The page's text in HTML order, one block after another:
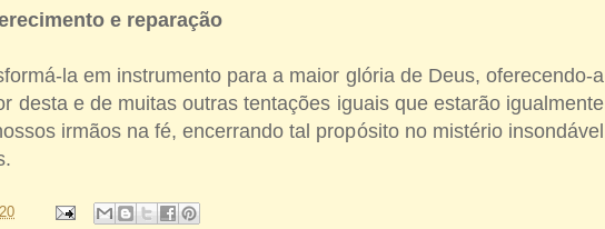
e reparação
la em instrumento para a maior glória de Deus, oferecendo-a
desta e de muitas outras tentações iguais que estarão igualmente
irmãos na fé, encerrando tal propósito no mistério insondável